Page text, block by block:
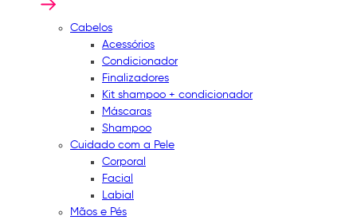
Cabelos
Acessórios
Condicionador
Finalizadores
Kit shampoo + condicionador
Máscaras
Shampoo
Cuidado com a Pele
Corporal
Facial
Labial
Mãos e Pés